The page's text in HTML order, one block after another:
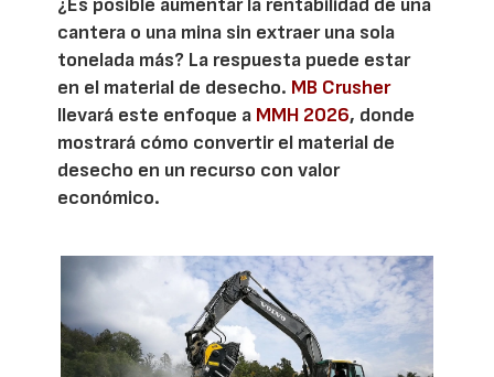
cantera o una mina sin extraer una sola
tonelada más? La respuesta puede estar
en el material de desecho. MB Crusher
llevará este enfoque a MMH 2026, donde
mostrará cómo convertir el material de
desecho en un recurso con valor
económico.